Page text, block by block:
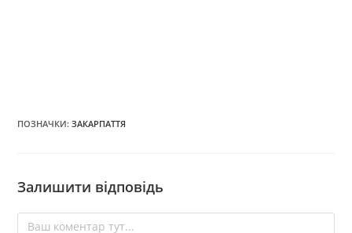
ПОЗНАЧКИ:ЗАКАРПАТТЯ
Залишити відповідь